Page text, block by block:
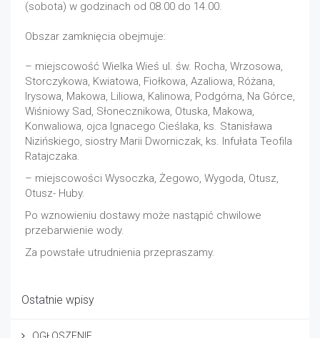
(sobota) w godzinach od 08.00 do 14.00.
Obszar zamknięcia obejmuje:
– miejscowość Wielka Wieś ul. św. Rocha, Wrzosowa,
Storczykowa, Kwiatowa, Fiołkowa, Azaliowa, Różana,
Irysowa, Makowa, Liliowa, Kalinowa, Podgórna, Na Górce,
Wiśniowy Sad, Słonecznikowa, Otuska, Makowa,
Konwaliowa, ojca Ignacego Cieślaka, ks. Stanisława
Nizińskiego, siostry Marii Dworniczak, ks. Infułata Teofila
Ratajczaka.
– miejscowości Wysoczka, Żegowo, Wygoda, Otusz,
Otusz- Huby.
Po wznowieniu dostawy może nastąpić chwilowe
przebarwienie wody.
Za powstałe utrudnienia przepraszamy.
Ostatnie wpisy